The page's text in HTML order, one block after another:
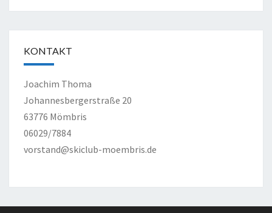
KONTAKT
Joachim Thoma
Johannesbergerstraße 20
63776 Mömbris
06029/7884
vorstand@skiclub-moembris.de